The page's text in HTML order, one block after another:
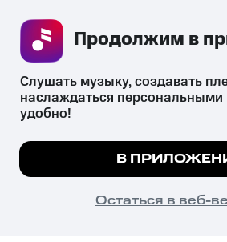
СКАЧАТЬ
психотропных веществ, их аналогов
их незаконный оборот запрещён и
законодательством ответственность.
© 2026 ООО «КИОН».
Все права защищены
Мы используем куки, чтобы на
Подробнее
ПОНЯТНО
Слушать музыку, создавать
наслаждаться
удобно!
В
Остаться в веб-